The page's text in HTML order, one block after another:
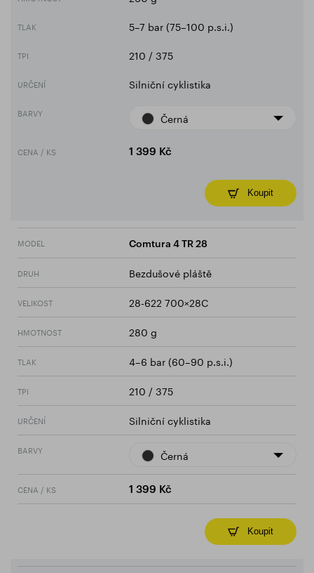
TLAK 5–7 bar (75–100 p.s.i.)
TPI 210 / 375
URČENÍ Silniční cyklistika
BARVY Černá
CENA / KS 1 399 Kč
Koupit
MODEL Comtura 4 TR 28
DRUH Bezdušové pláště
VELIKOST 28-622 700×28C
HMOTNOST 280 g
TLAK 4–6 bar (60–90 p.s.i.)
TPI 210 / 375
URČENÍ Silniční cyklistika
BARVY Černá
CENA / KS 1 399 Kč
Koupit